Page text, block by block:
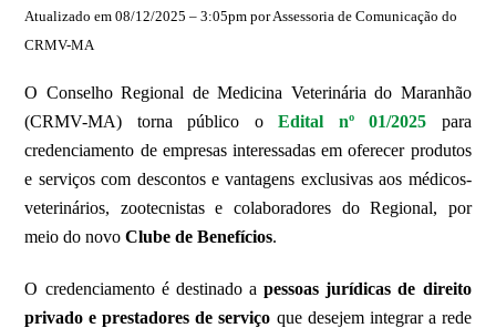
Atualizado em 08/12/2025 – 3:05pm por Assessoria de Comunicação do
CRMV-MA
O Conselho Regional de Medicina Veterinária do Maranhão
(CRMV-MA) torna público oEdital nº 01/2025 para
credenciamento de empresas interessadas em oferecer produtos
e serviços com descontos e vantagens exclusivas aos médicos-
veterinários, zootecnistas e colaboradores do Regional, por
meio do novoClube de Benefícios.
O credenciamento é destinado apessoas jurídicas de direito
privado e prestadores de serviço que desejem integrar a rede